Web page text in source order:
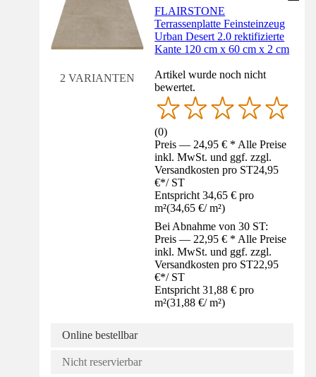
2 VARIANTEN
FLAIRSTONE
Terrassenplatte Feinsteinzeug
Urban Desert 2.0 rektifizierte
Kante 120 cm x 60 cm x 2 cm
Artikel wurde noch nicht
bewertet.
(0)
Preis — 24,95 € * Alle Preise
inkl. MwSt. und ggf. zzgl.
Versandkosten pro ST24,95
€*/ ST
Entspricht 34,65 € pro
m²(34,65 €/ m²)
Bei Abnahme von 30 ST:
Preis — 22,95 € * Alle Preise
inkl. MwSt. und ggf. zzgl.
Versandkosten pro ST22,95
€*/ ST
Entspricht 31,88 € pro
m²(31,88 €/ m²)
Online bestellbar
Nicht reservierbar